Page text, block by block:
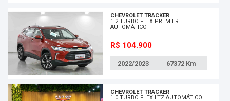
CHEVROLET TRACKER
1.2 TURBO FLEX PREMIER
AUTOMÁTICO
R$ 104.900
2022/2023 67372 Km
CHEVROLET TRACKER
1.0 TURBO FLEX LTZ AUTOMÁTICO